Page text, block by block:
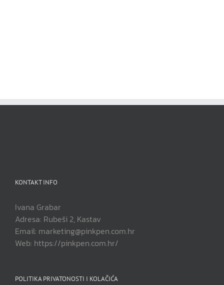
KONTAKT INFO
Ivana Grabar
Adresa: Rubeši 2, Kastav
Email: marketing@pinkpen.com.hr
Web: https://pinkpen.com.hr/
POLITIKA PRIVATONOSTI I KOLAČIĆA